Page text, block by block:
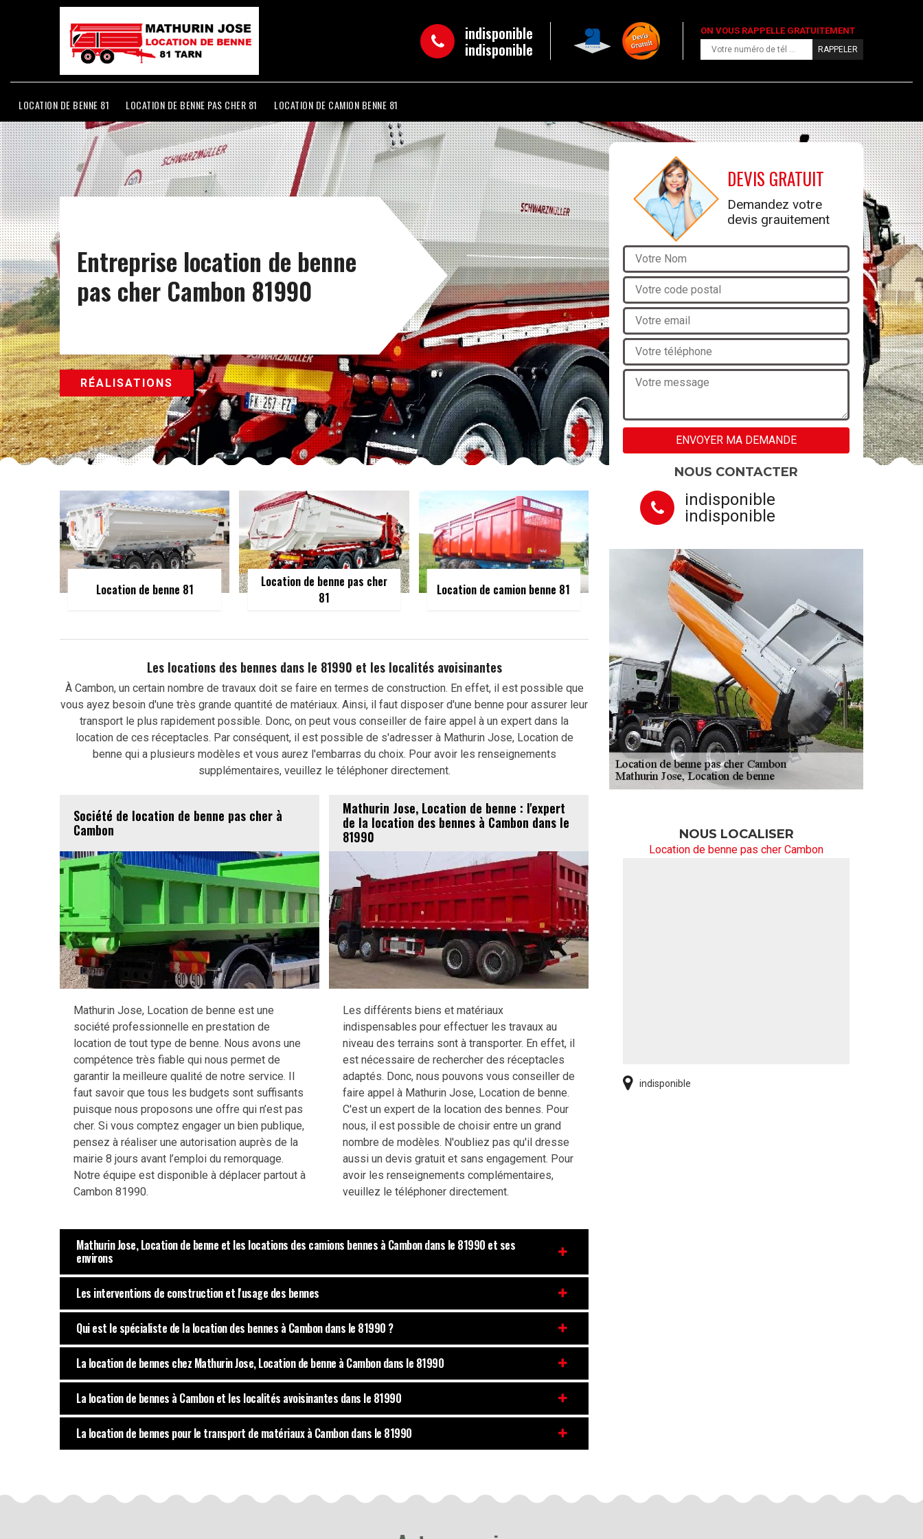
indisponible
indisponible
ON VOUS RAPPELLE GRATUITEMENT
LOCATION DE BENNE 81 LOCATION DE BENNE PAS CHER 81 LOCATION DE CAMION BENNE 81
Entreprise location de benne
pas cher Cambon 81990
RÉALISATIONS
Location de benne 81
Location de benne pas cher
81
Location de camion benne 81
Les locations des bennes dans le 81990 et les localités avoisinantes
À Cambon, un certain nombre de travaux doit se faire en termes de construction. En effet, il est possible que
vous ayez besoin d'une très grande quantité de matériaux. Ainsi, il faut disposer d'une benne pour assurer leur
transport le plus rapidement possible. Donc, on peut vous conseiller de faire appel à un expert dans la
location de ces réceptacles. Par conséquent, il est possible de s'adresser à Mathurin Jose, Location de
benne qui a plusieurs modèles et vous aurez l'embarras du choix. Pour avoir les renseignements
supplémentaires, veuillez le téléphoner directement.
Société de location de benne pas cher à
Cambon
Mathurin Jose, Location de benne est une
société professionnelle en prestation de
location de tout type de benne. Nous avons une
compétence très fiable qui nous permet de
garantir la meilleure qualité de notre service. Il
faut savoir que tous les budgets sont suffisants
puisque nous proposons une offre qui n’est pas
cher. Si vous comptez engager un bien publique,
pensez à réaliser une autorisation auprès de la
mairie 8 jours avant l’emploi du remorquage.
Notre équipe est disponible à déplacer partout à
Cambon 81990.
Mathurin Jose, Location de benne : l'expert
de la location des bennes à Cambon dans le
81990
Les différents biens et matériaux
indispensables pour effectuer les travaux au
niveau des terrains sont à transporter. En effet, il
est nécessaire de rechercher des réceptacles
adaptés. Donc, nous pouvons vous conseiller de
faire appel à Mathurin Jose, Location de benne.
C'est un expert de la location des bennes. Pour
nous, il est possible de choisir entre un grand
nombre de modèles. N'oubliez pas qu'il dresse
aussi un devis gratuit et sans engagement. Pour
avoir les renseignements complémentaires,
veuillez le téléphoner directement.
Mathurin Jose, Location de benne et les locations des camions bennes à Cambon dans le 81990 et ses
environs
Les interventions de construction et l'usage des bennes
Qui est le spécialiste de la location des bennes à Cambon dans le 81990 ?
La location de bennes chez Mathurin Jose, Location de benne à Cambon dans le 81990
La location de bennes à Cambon et les localités avoisinantes dans le 81990
La location de bennes pour le transport de matériaux à Cambon dans le 81990
DEVIS GRATUIT
Demandez votre
devis grauitement
NOUS CONTACTER
indisponible
indisponible
NOUS LOCALISER
Location de benne pas cher Cambon
indisponible